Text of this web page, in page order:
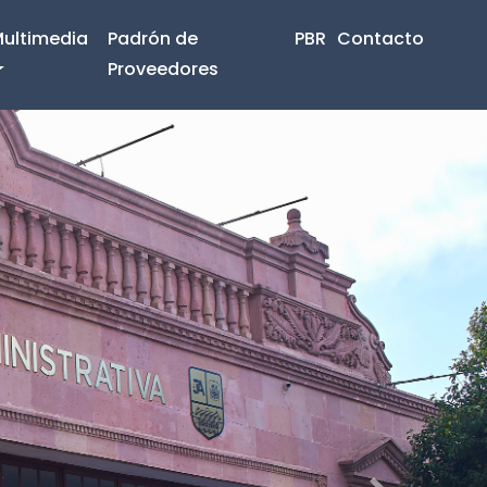
Padrón de
Proveedores
PBR Contacto